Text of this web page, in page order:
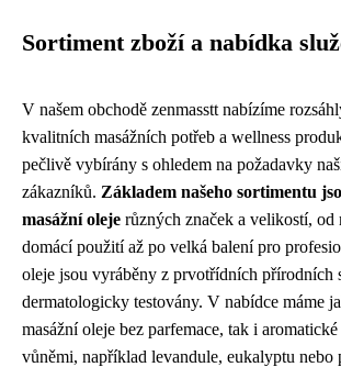
Sortiment zboží a nabídka
V našem obchodě zenmasstt nabízíme
kvalitních masážních potřeb a wellness
pečlivě vybírány s ohledem na požadavky
zákazníků. Základem našeho sortimentu
masážní oleje různých značek a velikostí, od
domácí použití až po velká balení pro
oleje jsou vyráběny z prvotřídních přírodních
dermatologicky testovány. V nabídce máme
masážní oleje bez parfemace, tak i
vůněmi, například levandule, eukalyptu nebo